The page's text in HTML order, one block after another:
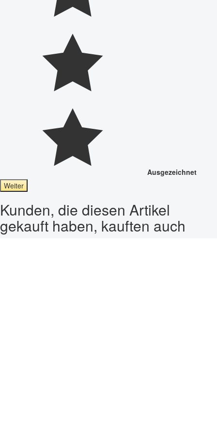
Ausgezeichnet
Weiter
Kunden, die diesen Artikel
gekauft haben, kauften auch